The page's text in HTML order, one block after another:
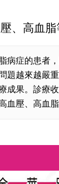
、高血
症的患者
越來越嚴
果。診療
壓、高血